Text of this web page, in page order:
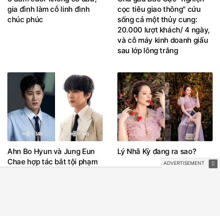
gia đình làm cỗ linh đình
chúc phúc
cọc tiêu giao thông" cứu
sống cả một thủy cung:
20.000 lượt khách/ 4 ngày,
và cỗ máy kinh doanh giấu
sau lớp lông trắng
Ahn Bo Hyun và Jung Eun
Chae hợp tác bắt tội phạm
Lý Nhã Kỳ đang ra sao?